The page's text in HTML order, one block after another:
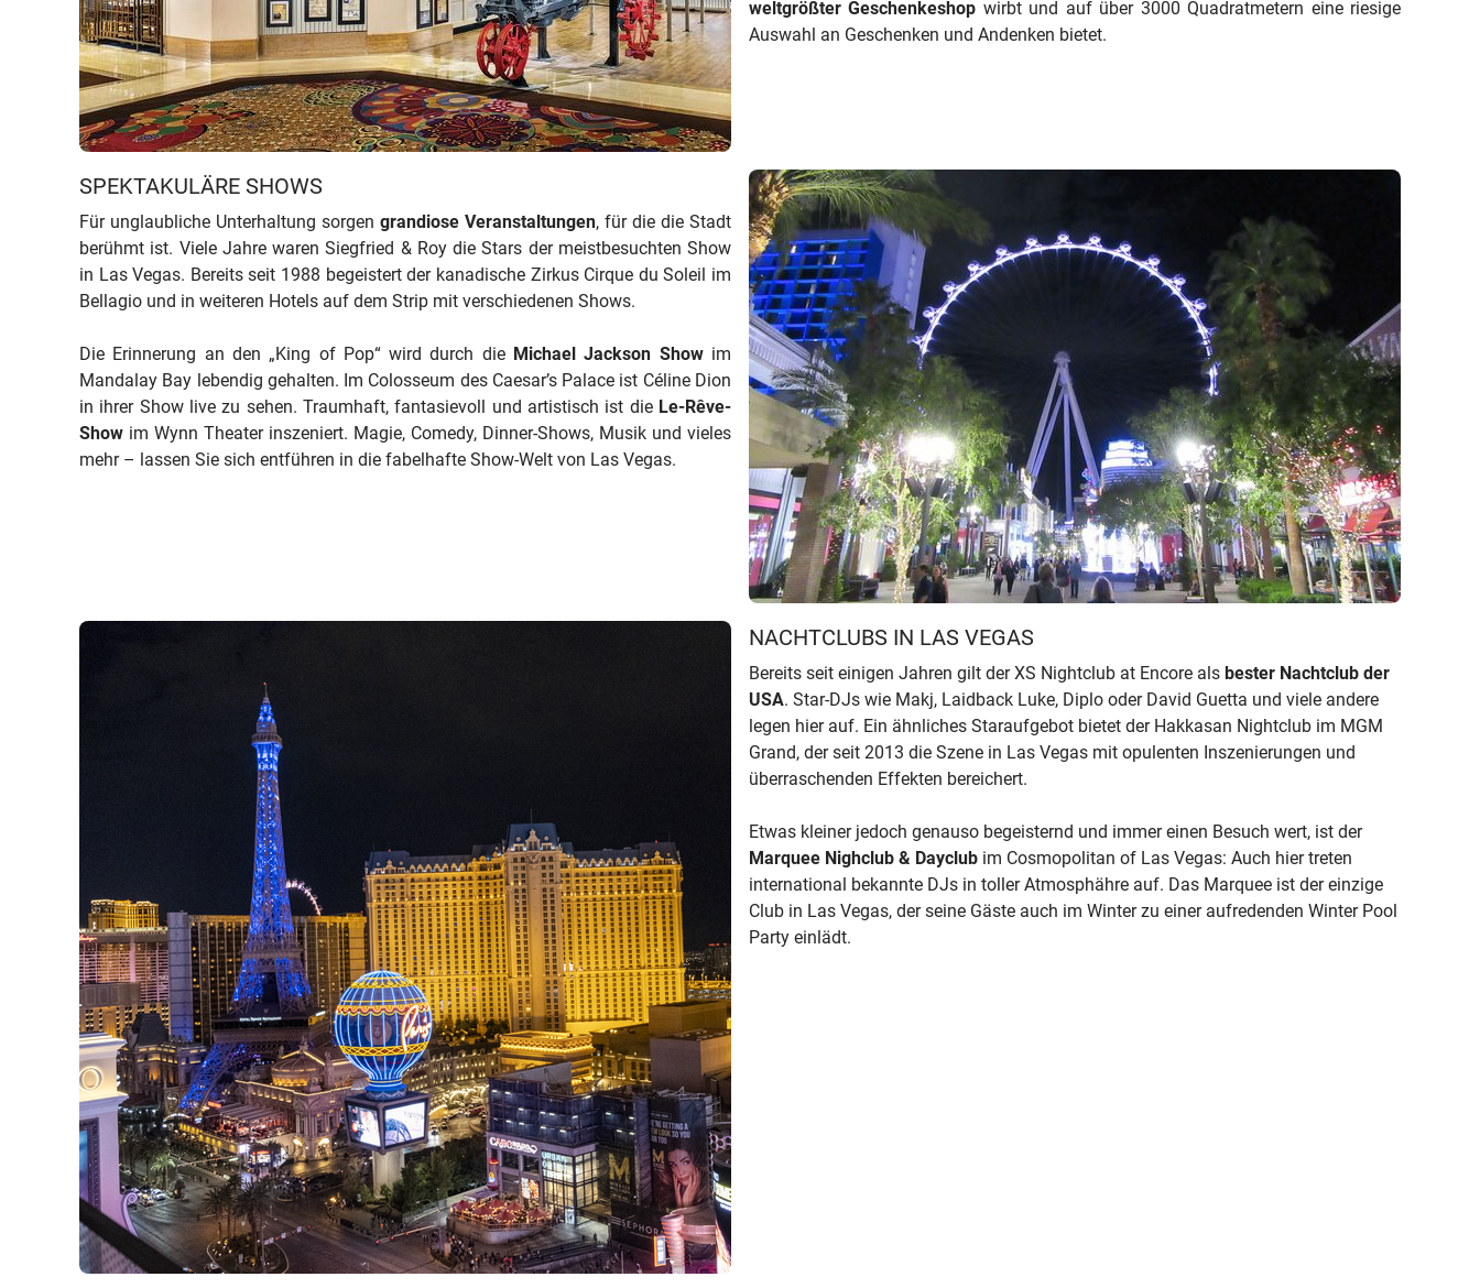
weltgrößter Geschenkeshop wirbt und auf über 3000 Quadratmetern eine riesige
Auswahl an Geschenken und Andenken bietet.
SPEKTAKULÄRE SHOWS
Für unglaubliche Unterhaltung sorgen grandiose Veranstaltungen, für die die Stadt
berühmt ist. Viele Jahre waren Siegfried & Roy die Stars der meistbesuchten Show
in Las Vegas. Bereits seit 1988 begeistert der kanadische Zirkus Cirque du Soleil im
Bellagio und in weiteren Hotels auf dem Strip mit verschiedenen Shows.
Die Erinnerung an den „King of Pop“ wird durch die Michael Jackson Showim
Mandalay Bay lebendig gehalten. Im Colosseum des Caesar’s Palace ist Céline Dion
in ihrer Show live zu sehen. Traumhaft, fantasievoll und artistisch ist die Le-Rêve-
Show im Wynn Theater inszeniert. Magie, Comedy, Dinner-Shows, Musik und vieles
mehr – lassen Sie sich entführen in die fabelhafte Show-Welt von Las Vegas.
NACHTCLUBS IN LAS VEGAS
Bereits seit einigen Jahren gilt der XS Nightclub at Encore als bester Nachtclub der
USA. Star-DJs wie Makj, Laidback Luke, Diplo oder David Guetta und viele andere
legen hier auf. Ein ähnliches Staraufgebot bietet der Hakkasan Nightclub im MGM
Grand, der seit 2013 die Szene in Las Vegas mit opulenten Inszenierungen und
überraschenden Effekten bereichert.
Etwas kleiner jedoch genauso begeisternd und immer einen Besuch wert, ist der
Marquee Nighclub & Dayclub im Cosmopolitan of Las Vegas: Auch hier treten
international bekannte DJs in toller Atmosphähre auf. Das Marquee ist der einzige
Club in Las Vegas, der seine Gäste auch im Winter zu einer aufredenden Winter Pool
Party einlädt.